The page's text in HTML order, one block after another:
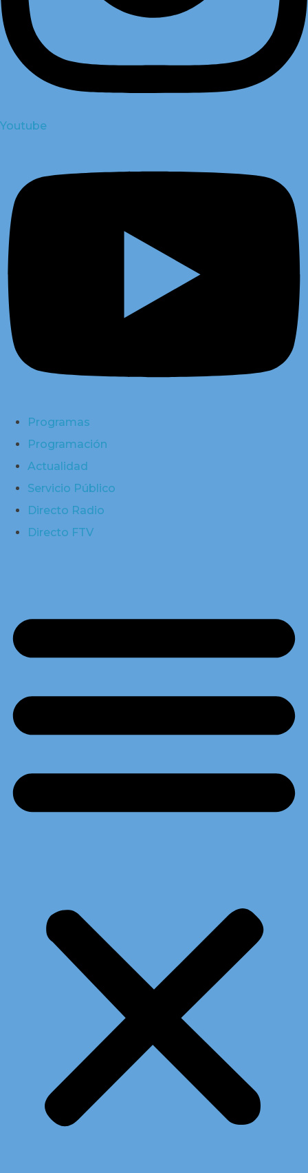
Youtube
Programas
Programación
Actualidad
Servicio Público
Directo Radio
Directo FTV